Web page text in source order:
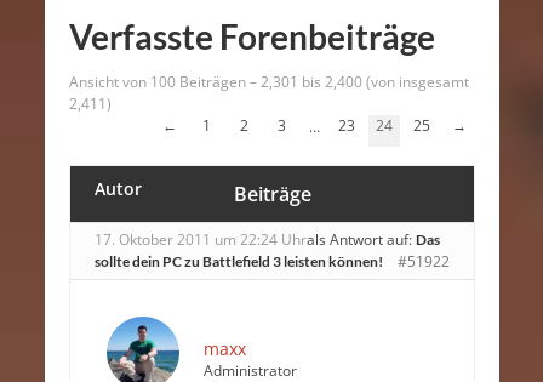
Verfasste Forenbeiträge
Ansicht von 100 Beiträgen – 2,301 bis 2,400 (von insgesamt
2,411)
←
1 2 3 … 23 24 25 →
Autor Beiträge
17. Oktober 2011 um 22:24 Uhrals Antwort auf: Das
sollte dein PC zu Battlefield 3 leisten können!
#51922
maxx
Administrator